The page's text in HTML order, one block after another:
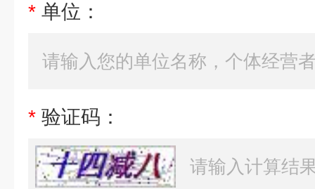
* 单位：
* 验证码：